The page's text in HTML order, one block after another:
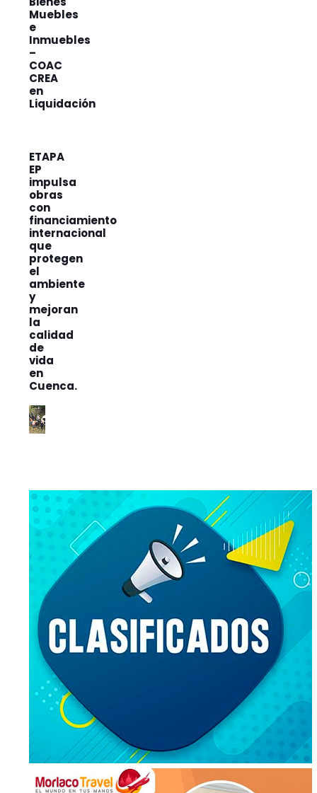
Muebles
e
Inmuebles
–
COAC
CREA
en
Liquidación
ETAPA
EP
impulsa
obras
con
financiamiento
internacional
que
protegen
el
ambiente
y
mejoran
la
calidad
de
vida
en
Cuenca.